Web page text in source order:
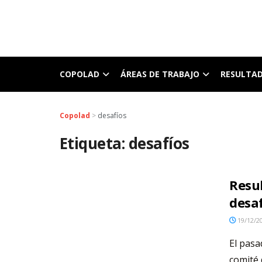
COPOLAD ÁREAS DE TRABAJO
Copolad > desafíos
Etiqueta: desafíos
19/12/
El